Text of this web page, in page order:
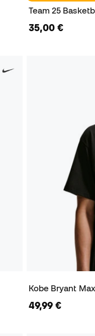
Team 25
35,00 €
Kobe Bryant
49,99 €